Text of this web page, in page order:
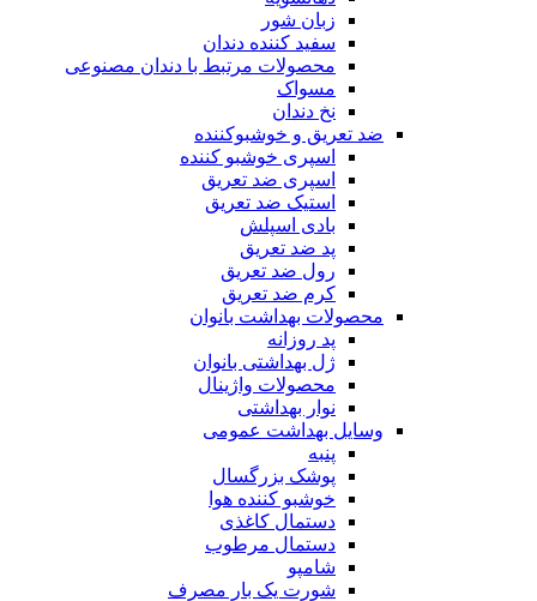
زبان شور
سفید کننده دندان
محصولات مرتبط با دندان مصنوعی
مسواک
نخ دندان
ضد تعریق و خوشبوکننده
اسپری خوشبو کننده
اسپری ضد تعریق
استیک ضد تعریق
بادی اسپلش
پد ضد تعریق
رول ضد تعریق
کرم ضد تعریق
محصولات بهداشت بانوان
پد روزانه
ژل بهداشتی بانوان
محصولات واژینال
نوار بهداشتی
وسایل بهداشت عمومی
پنبه
پوشک بزرگسال
خوشبو کننده هوا
دستمال کاغذی
دستمال مرطوب
شامپو
شورت یک بار مصرف